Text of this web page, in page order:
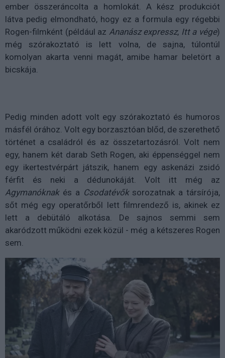
ember összeráncolta a homlokát. A kész produkciót
látva pedig elmondható, hogy ez a formula egy régebbi
Rogen-filmként (például az Ananász expressz, Itt a vége)
még szórakoztató is lett volna, de sajna, túlontúl
komolyan akarta venni magát, amibe hamar beletört a
bicskája.
Pedig minden adott volt egy szórakoztató és humoros
másfél órához. Volt egy borzasztóan blőd, de szerethető
történet a családról és az összetartozásról. Volt nem
egy, hanem két darab Seth Rogen, aki éppenséggel nem
egy ikertestvérpárt játszik, hanem egy askenázi zsidó
férfit és neki a dédunokáját. Volt itt még az
Agymanóknakés a Csodatévőksorozatnak a társírója,
sőt még egy operatőrből lett filmrendező is, akinek ez
lett a debütáló alkotása. De sajnos semmi sem
akaródzott működni ezek közül - még a kétszeres Rogen
sem.